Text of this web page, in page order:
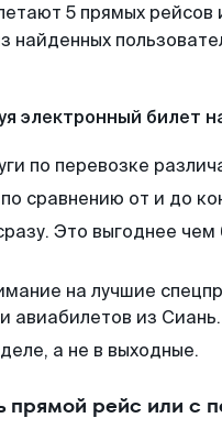
5 прямых рейсов
найденных
электронный билет
по перевозке
сравнению от и до
Это выгоднее
на лучшие
авиабилетов из Сиань.
а не в выходные.
рейс или с